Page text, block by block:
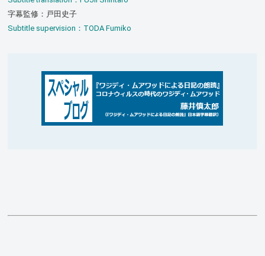
字幕監修：戸田史子
Subtitle supervision：TODA Fumiko